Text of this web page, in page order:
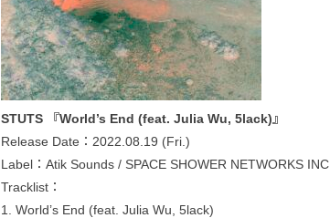
STUTS 『World’s End (feat. Julia Wu, 5lack)』
Release Date：2022.08.19 (Fri.)
Label：Atik Sounds / SPACE SHOWER NETWORKS INC.
Tracklist：
1. World’s End (feat. Julia Wu, 5lack)